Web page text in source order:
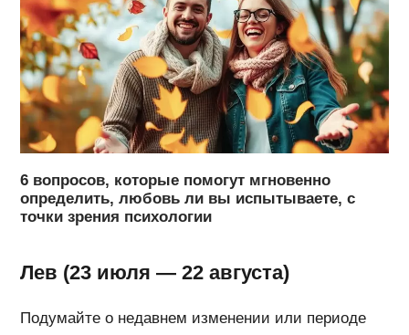
6 вопросов, которые помогут мгновенно
определить, любовь ли вы испытываете, с
точки зрения психологии
Лев (23 июля — 22 августа)
Подумайте о недавнем изменении или периоде